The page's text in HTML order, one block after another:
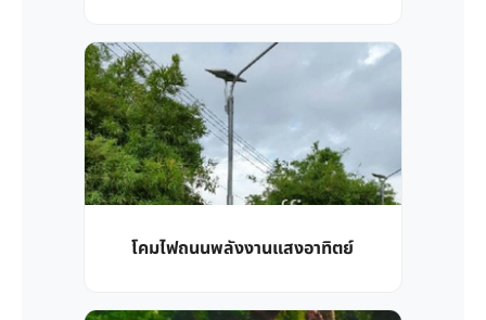
โคมไฟถนนพลังงานแสงอาทิตย์